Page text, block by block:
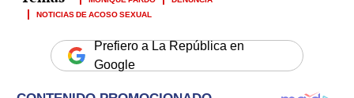
NOTICIAS DE ACOSO SEXUAL
Prefiero a La República en
Google